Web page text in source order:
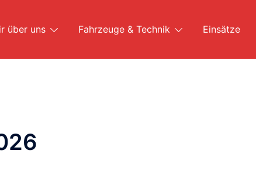
über uns Fahrzeuge & Technik Einsätze